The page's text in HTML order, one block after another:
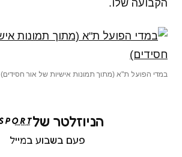
הקבועה שלו.
במדי הפועל ת"א (מתוך תמונות אישיות של אור חסידים)
הניוזלטר של
פעם בשבוע במייל